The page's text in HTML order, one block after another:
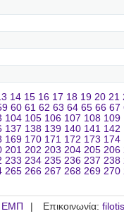
14 15 16 17 18 19 20 21
60 61 62 63 64 65 66 67
104 105 106 107 108 109
137 138 139 140 141 142
169 170 171 172 173 174
201 202 203 204 205 206
233 234 235 236 237 238
265 266 267 268 269 270
ΕΜΠ Επικοινωνία: